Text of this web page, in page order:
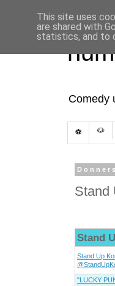
Comedy
⚽ 🐶
Stand
Stand
Stand Up
"LUCKY
This site uses
are shared with
statistics, and to